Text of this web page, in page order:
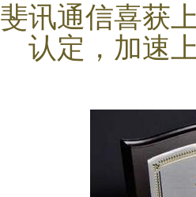
斐讯通信喜获
认定，加速